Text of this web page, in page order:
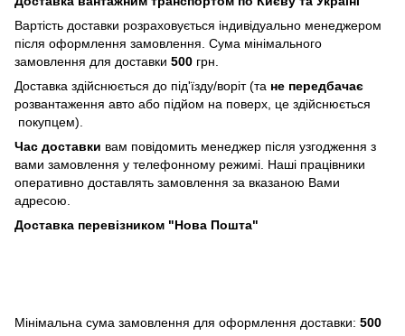
Вартість доставки розраховується індивідуально менеджером
після оформлення замовлення. Сума мінімального
замовлення для доставки 500 грн.
Доставка здійснюється до під'їзду/воріт (та не передбачає
розвантаження авто або підйом на поверх, це здійснюється
покупцем).
Час доставки вам повідомить менеджер після узгодження з
вами замовлення у телефонному режимі. Наші працівники
оперативно доставлять замовлення за вказаною Вами
адресою.
Доставка перевізником "Нова Пошта"
Мінімальна сума замовлення для оформлення доставки: 500